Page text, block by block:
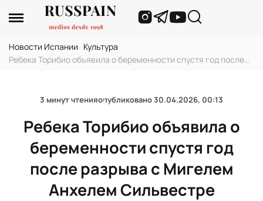
Новости Испании Культура
Ребека Торибио объявила о беременности спустя год после
3 минут чтенияопубликовано30.04.2026, 00:13
Ребека Торибио объявила о
беременности спустя год
после разрыва с Мигелем
Анхелем Сильвестре